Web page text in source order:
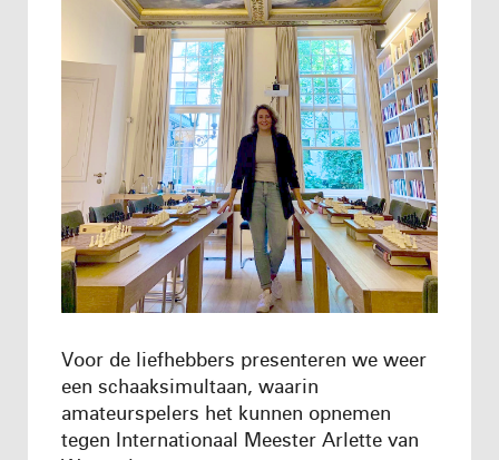
Voor de liefhebbers presenteren we weer
een schaaksimultaan, waarin
amateurspelers het kunnen opnemen
tegen Internationaal Meester Arlette van